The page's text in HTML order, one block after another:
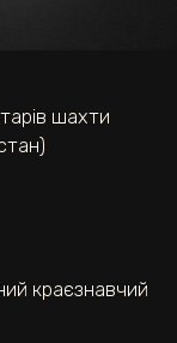
шахти
краєзнавчий